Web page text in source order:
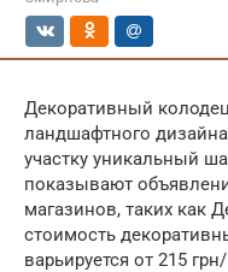
Декоративный
ландшафтного
участку уникальный
показывают
магазинов, таких как
стоимость
варьируется от 215